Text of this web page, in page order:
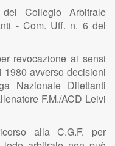
Collegio Arbitrale
- Com. Uff. n. 6 del
revocazione ai sensi
1980 avverso decisioni
Nazionale Dilettanti
F.M./ACD Leivi
alla C.G.F. per